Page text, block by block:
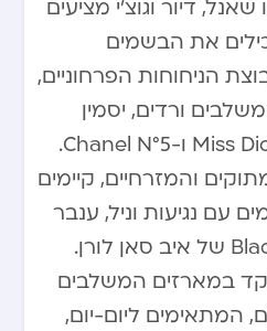
דיור וגוצ’י מציעים
את הבשמים
הניחוחות הפרחוניים,
ורדים, יסמין
ופרחי הדר, כדוגמת Miss Dior ו-Chanel N°5.
והמזרחיים, קיימים
עם נגיעות וניל, ענבר
ופצ’ולי, כמו Black Opium של איב סאן לורן.
במארזים המשלבים
המתאימים ליום-יום,